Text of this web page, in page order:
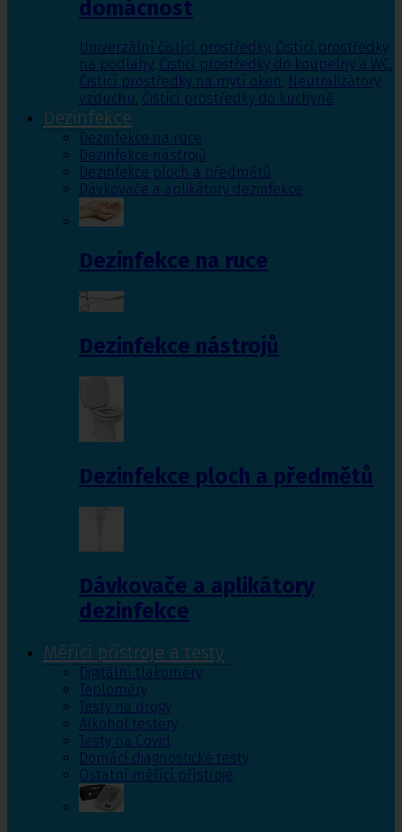
domácnost
Univerzální čistící prostředky, Čistící prostředky
na podlahy, Čisticí prostředky do koupelny a WC,
Čistící prostředky na mytí oken, Neutralizátory
vzduchu, Čistící prostředky do kuchyně
Dezinfekce
Dezinfekce na ruce
Dezinfekce nástrojů
Dezinfekce ploch a předmětů
Dávkovače a aplikátory dezinfekce
Dezinfekce na ruce
Dezinfekce nástrojů
Dezinfekce ploch a předmětů
Dávkovače a aplikátory
dezinfekce
Měřící přístroje a testy
Digitální tlakoměry
Teploměry
Testy na drogy
Alkohol testery
Testy na Covid
Domácí diagnostické testy
Ostatní měřící přístroje